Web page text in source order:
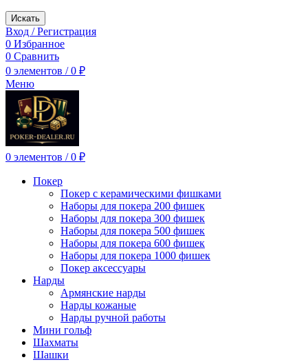
Искать
Вход / Регистрация
0 Избранное
0 Сравнить
0 элементов / 0 ₽
Меню
0 элементов / 0 ₽
Покер
Покер с керамическими фишками
Наборы для покера 200 фишек
Наборы для покера 300 фишек
Наборы для покера 500 фишек
Наборы для покера 600 фишек
Наборы для покера 1000 фишек
Покер аксессуары
Нарды
Армянские нарды
Нарды кожаные
Нарды ручной работы
Мини гольф
Шахматы
Шашки